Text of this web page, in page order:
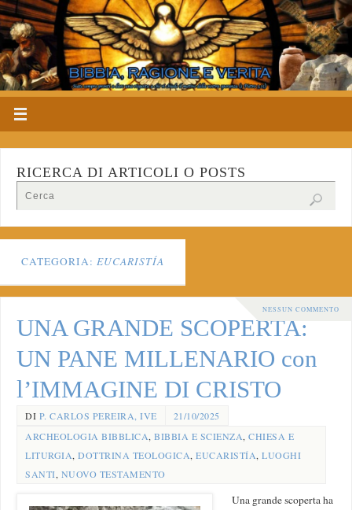
RICERCA DI ARTICOLI O POSTS
CATEGORIA: EUCARISTÍA
NESSUN COMMENTO
UNA GRANDE SCOPERTA:
UN PANE MILLENARIO con
l’IMMAGINE DI CRISTO
DI P. CARLOS PEREIRA, IVE
21/10/2025
ARCHEOLOGIA BIBBLICA,BIBBIA E SCIENZA,CHIESA E
LITURGIA,DOTTRINA TEOLOGICA,EUCARISTÍA,LUOGHI
SANTI, NUOVO TESTAMENTO
Una grande scoperta ha